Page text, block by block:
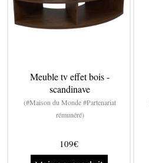
Meuble tv effet bois -
scandinave
(#Maison du Monde #Partenariat
rémunéré)
109€